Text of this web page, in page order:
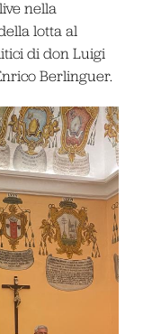
nella
lotta al
di don Luigi
Berlinguer.